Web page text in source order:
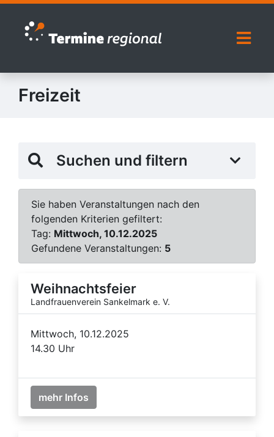
Zur Navigation springen
Zum Inhalt springen
Freizeit
Suchen und filtern
Sie haben Veranstaltungen nach den
folgenden Kriterien gefiltert:
Tag: Mittwoch, 10.12.2025
Gefundene Veranstaltungen: 5
Weihnachtsfeier
Landfrauenverein Sankelmark e. V.
Mittwoch, 10.12.2025
14.30 Uhr
mehr Infos